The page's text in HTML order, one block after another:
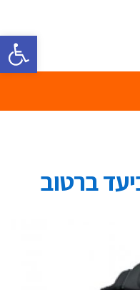
פתח
ברטוב